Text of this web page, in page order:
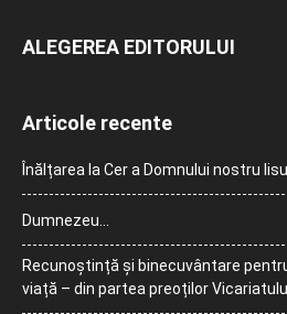
ALEGEREA EDITORULUI
Articole recente
Înălțarea la Cer a Domnului nostru
Dumnezeu…
Recunoștință și binecuvântare
viață – din partea preoților